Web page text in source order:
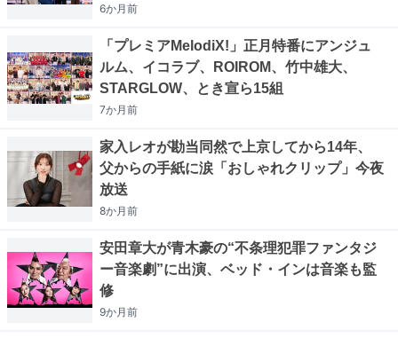
6か月前
「プレミアMelodiX!」正月特番にアンジュ
ルム、イコラブ、ROIROM、竹中雄大、
STARGLOW、とき宣ら15組
7か月前
家入レオが勘当同然で上京してから14年、
父からの手紙に涙「おしゃれクリップ」今夜
放送
8か月前
安田章大が青木豪の“不条理犯罪ファンタジ
ー音楽劇”に出演、ベッド・インは音楽も監
修
9か月前